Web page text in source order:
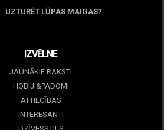
UZTURĒT LŪPAS MAIGAS?
IZVĒLNE
JAUNĀKIE RAKSTI
HOBIJI&PADOMI
ATTIECĪBAS
INTERESANTI